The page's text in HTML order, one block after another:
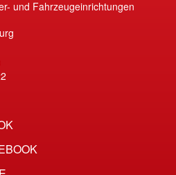
und Fahrzeugeinrichtungen